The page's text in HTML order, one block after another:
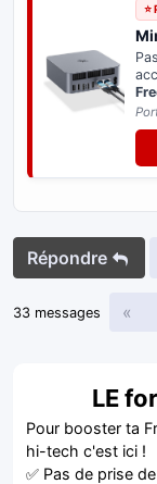
⭐
Répondre
33 messages «
LE
Pour booster ta
hi-tech c'est ici !
✅ Pas de prise